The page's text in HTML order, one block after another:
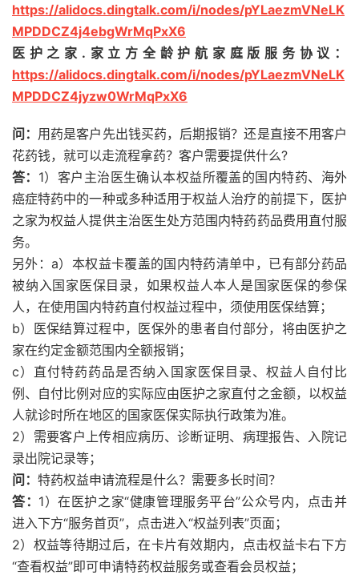
https://alidocs.dingtalk.com/i/nodes/pYLaezmVNeLK
MPDDCZ4j4ebgWrMqPxX6
医护之家.家立方全龄护航家庭版服务协议：
https://alidocs.dingtalk.com/i/nodes/pYLaezmVNeLK
MPDDCZ4jyzw0WrMqPxX6
问： 用药是客户先出钱买药，后期报销？还是直接不用客户
花药钱，就可以走流程拿药？客户需要提供什么?
答： 1）客户主治医生确认本权益所覆盖的国内特药、海外
癌症特药中的一种或多种适用于权益人治疗的前提下，医护
之家为权益人提供主治医生处方范围内特药药品费用直付服
务。
另外：a）本权益卡覆盖的国内特药清单中，已有部分药品
被纳入国家医保目录，如果权益人本人是国家医保的参保
人，在使用国内特药直付权益过程中，须使用医保结算；
b）医保结算过程中，医保外的患者自付部分，将由医护之
家在约定金额范围内全额报销；
c）直付特药药品是否纳入国家医保目录、权益人自付比
例、自付比例对应的实际应由医护之家直付之金额，以权益
人就诊时所在地区的国家医保实际执行政策为准。
2）需要客户上传相应病历、诊断证明、病理报告、入院记
录出院记录等；
问： 特药权益申请流程是什么？需要多长时间？
答： 1）在医护之家“健康管理服务平台”公众号内，点击并
进入下方“服务首页”，点击进入“权益列表”页面；
2）权益等待期过后，在卡片有效期内，点击权益卡右下方
“查看权益”即可申请特药权益服务或查看会员权益；